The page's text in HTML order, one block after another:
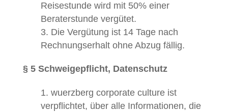
Reisestunde wird mit 50% einer
Beraterstunde vergütet.
Die Vergütung ist 14 Tage nach
Rechnungserhalt ohne Abzug fällig.
§ 5 Schweigepflicht, Datenschutz
wuerzberg corporate culture ist
verpflichtet, über alle Informationen, die